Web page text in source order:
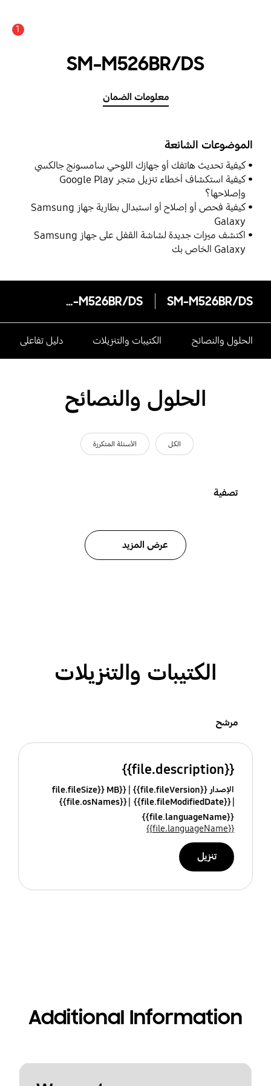
1
SM-M526BR/DS
معلومات الضمان
الموضوعات الشائعة
كيفية تحديث هاتفك أو جهازك اللوحي سامسونج جالكسي
كيفية استكشاف أخطاء تنزيل متجر Google Play
وإصلاحها؟
كيفية فحص أو إصلاح أو استبدال بطارية جهاز Samsung
Galaxy
اكتشف ميزات جديدة لشاشة القفل على جهاز Samsung
Galaxy الخاص بك
SM-M526BR/DS
SM-M526BR/DS
الحلول والنصائح الكتيبات والتنزيلات دليل تفاعلى
الحلول والنصائح
الكل الأسئلة المتكررة
تصفية
عرض المزيد
الكتيبات والتنزيلات
مرشح
{{file.description}}
الإصدار {{file.fileVersion}}
{{file.fileSize}} MB
{{file.fileModifiedDate}}
{{file.osNames}}
{{file.languageName}}
{{file.languageName}}
تنزيل
Additional Information